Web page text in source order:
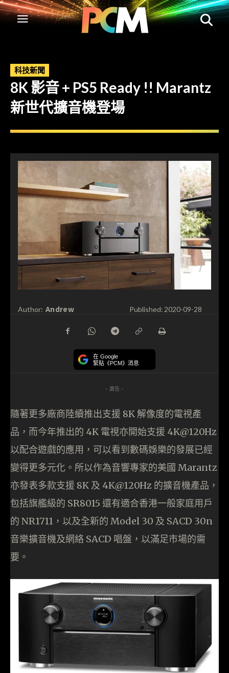
科技新聞
8K 影音 + PS5 Ready !! Marantz
新世代擴音機登場
Author: Andrew Published:2020-09-28
在 Google
緊貼《PCM》消息
- 廣告 -
隨著更多廠商陸續推出支援 8K 解像度的電視產
品，而今年推出的 4K 電視亦開始支援 4K@120Hz
以配合遊戲的應用，可以看到數碼娛樂的發展已經
變得更多元化。所以作為音響專家的美國 Marantz
亦發表多款支援 8K 及 4K@120Hz 的擴音機產品，
包括旗艦級的 SR8015 還有適合香港一般家庭用戶
的 NR1711，以及全新的 Model 30 及 SACD 30n
音樂擴音機及網絡 SACD 唱盤，以滿足市場的需
要。